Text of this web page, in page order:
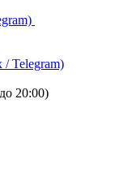
/ Telegram)
20:00)